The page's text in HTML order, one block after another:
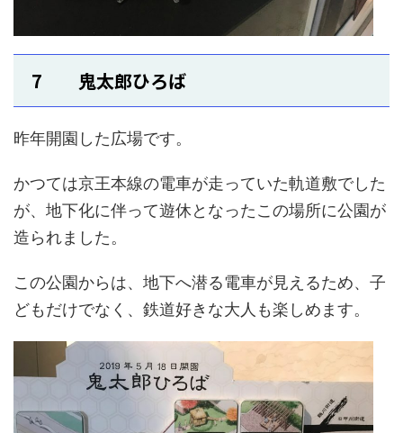
7 鬼太郎ひろば
昨年開園した広場です。
かつては京王本線の電車が走っていた軌道敷でした
が、地下化に伴って遊休となったこの場所に公園が
造られました。
この公園からは、地下へ潜る電車が見えるため、子
どもだけでなく、鉄道好きな大人も楽しめます。